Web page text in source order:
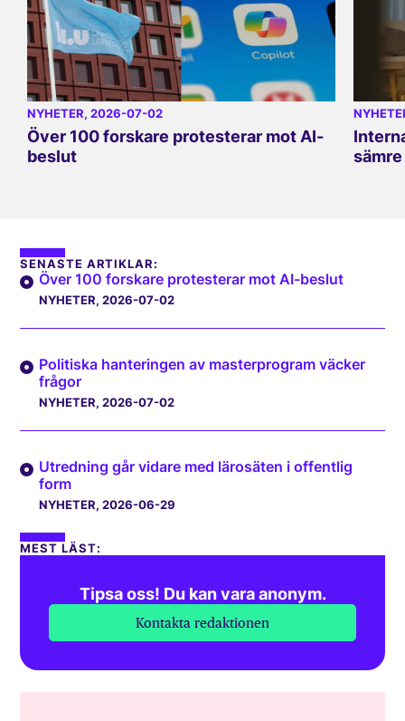
NYHETER, 2026-07-02
Över 100 forskare protesterar mot AI-
beslut
SENASTE ARTIKLAR:
Över 100 forskare protesterar mot AI-beslut
NYHETER, 2026-07-02
Politiska hanteringen av masterprogram väcker
frågor
NYHETER, 2026-07-02
Utredning går vidare med lärosäten i offentlig
form
NYHETER, 2026-06-29
MEST LÄST:
Tipsa oss! Du kan vara anonym.
Kontakta redaktionen